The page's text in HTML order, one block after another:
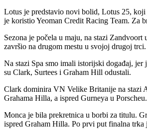
Lotus je predstavio novi bolid, Lotus 25,
je koristio Yeoman Credit Racing Team. Za
Sezona je počela u maju, na stazi
završio na drugom mestu u svojoj drugoj
Na stazi Spa smo imali istorijski događaj,
su Clark, Surtees i Graham Hill odustali.
Clark dominira VN Velike Britanije na stazi
Grahama Hilla, a ispred Gurneya u Porscheu.
Monca je bila prekretnica u borbi za titulu.
ispred Graham Hilla. Po prvi put finalna